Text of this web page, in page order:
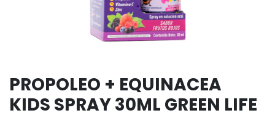
PROPOLEO + EQUINACEA
KIDS SPRAY 30ML GREEN LIFE